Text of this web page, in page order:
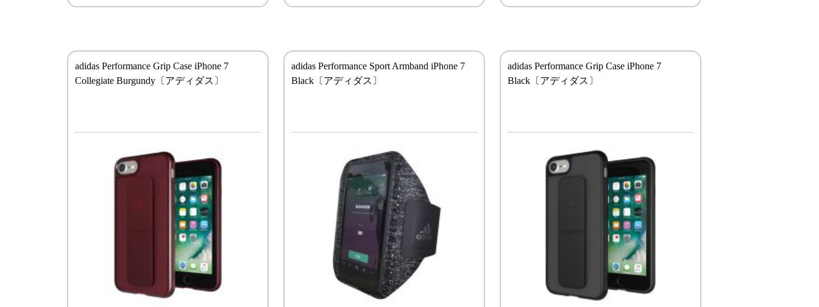
adidas Performance Grip Case iPhone 7
Collegiate Burgundy〔アディダス〕
adidas Performance Sport Armband iPhone 7
Black〔アディダス〕
adidas Performance Grip Case iPhone 7
Black〔アディダス〕